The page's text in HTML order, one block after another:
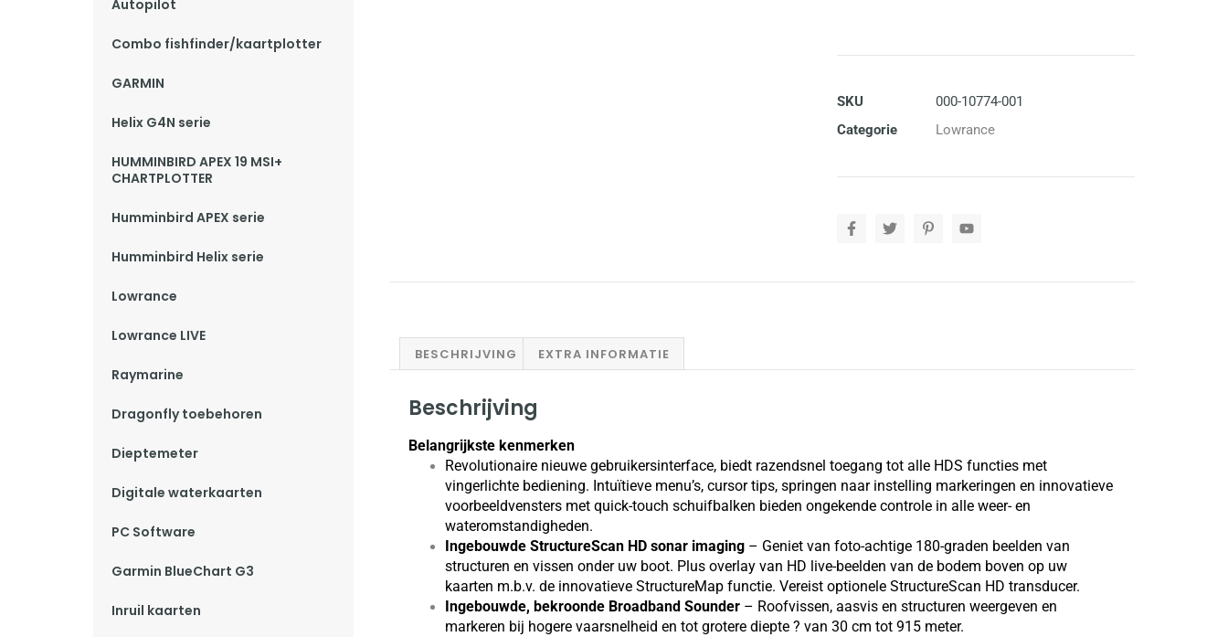
Autopilot
Combo fishfinder/kaartplotter
GARMIN
Helix G4N serie
HUMMINBIRD APEX 19 MSI+
CHARTPLOTTER
Humminbird APEX serie
Humminbird Helix serie
Lowrance
Lowrance LIVE
Raymarine
Dragonfly toebehoren
Dieptemeter
Digitale waterkaarten
PC Software
Garmin BlueChart G3
Inruil kaarten
SKU
000-10774-001
Categorie
Lowrance
BESCHRIJVING EXTRA INFORMATIE
Beschrijving
Belangrijkste kenmerken
Revolutionaire nieuwe gebruikersinterface, biedt razendsnel toegang tot alle HDS functies met
vingerlichte bediening. Intuïtieve menu’s, cursor tips, springen naar instelling markeringen en innovatieve
voorbeeldvensters met quick-touch schuifbalken bieden ongekende controle in alle weer- en
wateromstandigheden.
Ingebouwde StructureScan HD sonar imaging – Geniet van foto-achtige 180-graden beelden van
structuren en vissen onder uw boot. Plus overlay van HD live-beelden van de bodem boven op uw
kaarten m.b.v. de innovatieve StructureMap functie. Vereist optionele StructureScan HD transducer.
Ingebouwde, bekroonde Broadband Sounder – Roofvissen, aasvis en structuren weergeven en
markeren bij hogere vaarsnelheid en tot grotere diepte ? van 30 cm tot 915 meter.